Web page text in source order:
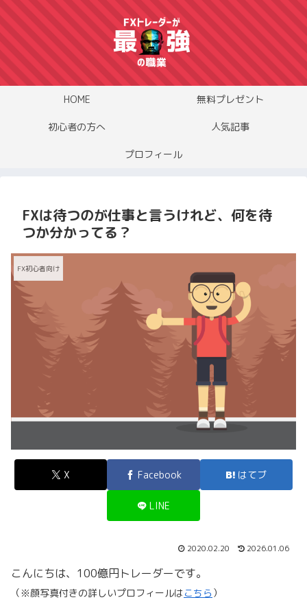
HOME 無料プレゼント
初心者の方へ 人気記事
プロフィール
FXは待つのが仕事と言うけれど、何を待
つか分かってる？
FX初心者向け
X Facebook はてブ
LINE
2020.02.20 2026.01.06
こんにちは、100億円トレーダーです。
（※顔写真付きの詳しいプロフィールはこちら ）